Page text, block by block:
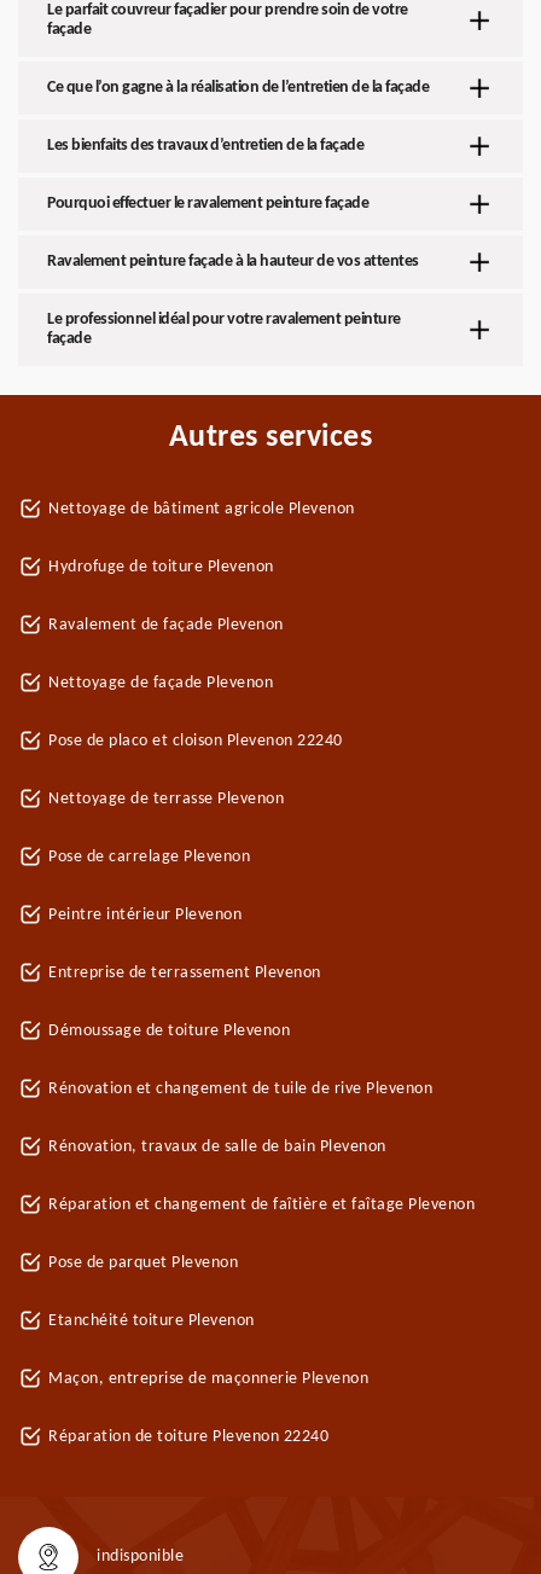
Le parfait couvreur façadier pour prendre soin de votre
façade
Ce que l’on gagne à la réalisation de l’entretien de la façade
Les bienfaits des travaux d’entretien de la façade
Pourquoi effectuer le ravalement peinture façade
Ravalement peinture façade à la hauteur de vos attentes
Le professionnel idéal pour votre ravalement peinture
façade
Autres services
Nettoyage de bâtiment agricole Plevenon
Hydrofuge de toiture Plevenon
Ravalement de façade Plevenon
Nettoyage de façade Plevenon
Pose de placo et cloison Plevenon 22240
Nettoyage de terrasse Plevenon
Pose de carrelage Plevenon
Peintre intérieur Plevenon
Entreprise de terrassement Plevenon
Démoussage de toiture Plevenon
Rénovation et changement de tuile de rive Plevenon
Rénovation, travaux de salle de bain Plevenon
Réparation et changement de faîtière et faîtage Plevenon
Pose de parquet Plevenon
Etanchéité toiture Plevenon
Maçon, entreprise de maçonnerie Plevenon
Réparation de toiture Plevenon 22240
indisponible